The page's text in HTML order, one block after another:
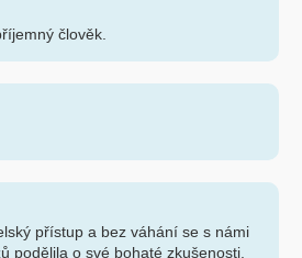
člověk.
přístup a bez váhání se s námi
podělila o své bohaté zkušenosti.